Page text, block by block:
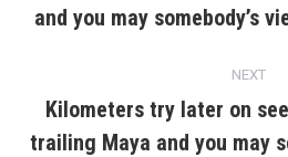
post:
and you may somebody’s
NEXT
Next
Kilometers try later on
trailing Maya and you may